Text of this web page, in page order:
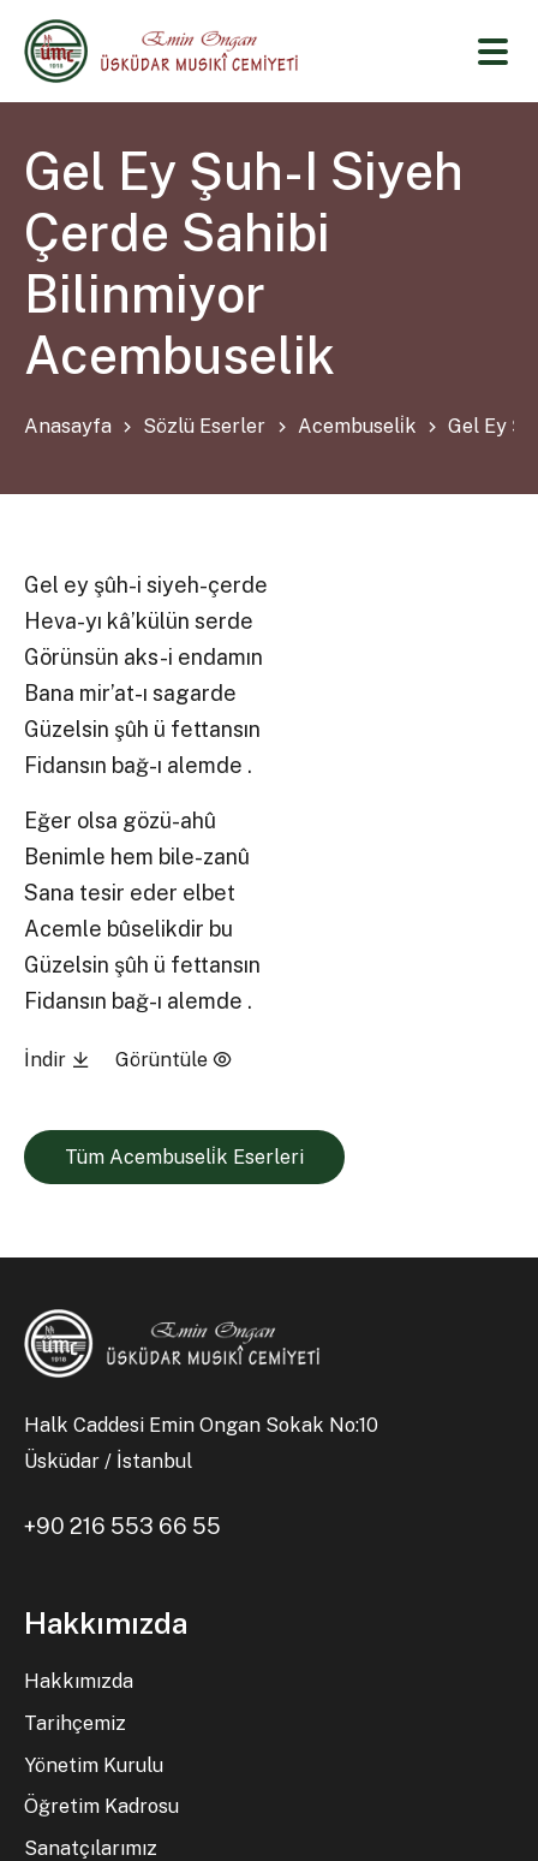
Gel Ey Şuh-I Siyeh
Çerde Sahibi
Bilinmiyor
Acembuselik
Anasayfa Sözlü Eserler Acembuseli̇k Gel Ey
Gel ey şûh-i siyeh-çerde
Heva-yı kâ’külün serde
Görünsün aks-i endamın
Bana mir’at-ı sagarde
Güzelsin şûh ü fettansın
Fidansın bağ-ı alemde .
Eğer olsa gözü-ahû
Benimle hem bile-zanû
Sana tesir eder elbet
Acemle bûselikdir bu
Güzelsin şûh ü fettansın
Fidansın bağ-ı alemde .
İndir Görüntüle
Tüm Acembuseli̇k Eserleri
Halk Caddesi Emin Ongan Sokak No:10
Üsküdar / İstanbul
+90 216 553 66 55
Hakkımızda
Hakkımızda
Tarihçemiz
Yönetim Kurulu
Öğretim Kadrosu
Sanatçılarımız